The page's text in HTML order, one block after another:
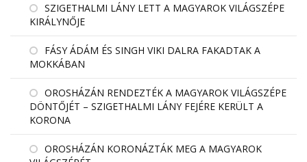
SZIGETHALMI LÁNY LETT A MAGYAROK VILÁGSZÉPE
KIRÁLYNŐJE
FÁSY ÁDÁM ÉS SINGH VIKI DALRA FAKADTAK A
MOKKÁBAN
OROSHÁZÁN RENDEZTÉK A MAGYAROK VILÁGSZÉPE
DÖNTŐJÉT – SZIGETHALMI LÁNY FEJÉRE KERÜLT A
KORONA
OROSHÁZÁN KORONÁZTÁK MEG A MAGYAROK